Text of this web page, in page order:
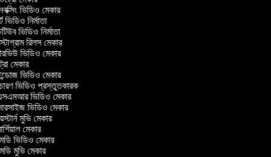
ভিডিও মেকার
নির্মাতা
ভিডিও নির্মাতা
রিলস মেকার
ভিডিও মেকার
মেকার
ভিডিও মেকার
ভিডিও প্রস্তুতকারক
ভিডিও মেকার
ভিডিও মেকার
মুভি মেকার
মেকার
ভিডিও মেকার
মুভি মেকার